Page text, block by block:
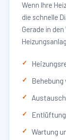
Wenn Ihre
die schnelle
Gerade in
Behebung
Wartung